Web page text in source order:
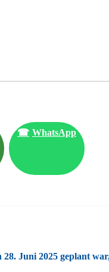
☎ WhatsApp
Juni 2025 geplant